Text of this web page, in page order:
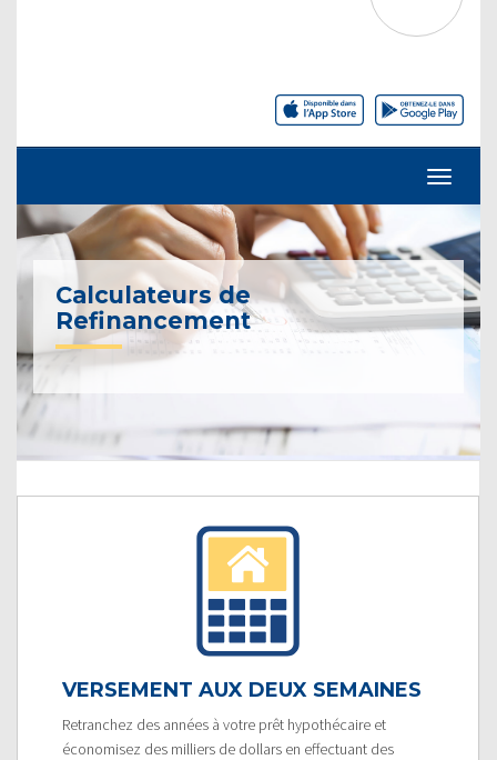
Calculateurs de
Refinancement
VERSEMENT AUX DEUX SEMAINES
Retranchez des années à votre prêt hypothécaire et
économisez des milliers de dollars en effectuant des